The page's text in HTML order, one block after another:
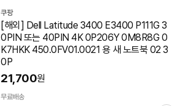
쿠팡
[해외] Dell Latitude 3400 E3400 P111G 3
0PIN 또는 40PIN 4K 0P206Y 0M8R8G 0
K7HKK 450.0FV01.0021 용 새 노트북 02 3
0P
21,700원
무료배송